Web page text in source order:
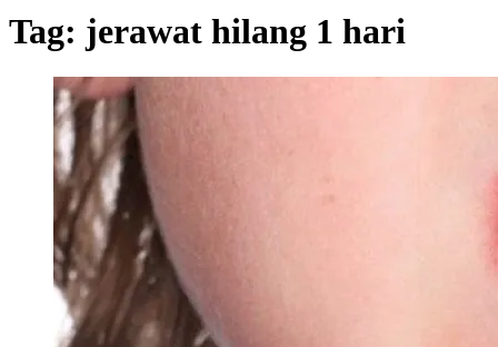
Tag: jerawat hilang 1 hari